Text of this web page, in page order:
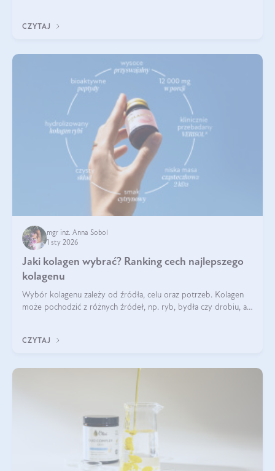
CZYTAJ
mgr inż. Anna Sobol
1 sty 2026
Jaki kolagen wybrać? Ranking cech najlepszego
kolagenu
Wybór kolagenu zależy od źródła, celu oraz potrzeb. Kolagen
może pochodzić z różnych źródeł, np. ryb, bydła czy drobiu, a
bydlęcy.
CZYTAJ